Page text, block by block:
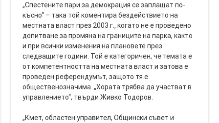
„Спестените пари за демокрация се заплащат по-
късно“ – така той коментира бездействието на
местната власт през 2003 г., когато не е проведено
допитване за промяна на границите на парка, както
и при всички изменения на плановете през
следващите години. Той е категоричен, че темата е
от компетентността на местната власт и затова е
проведен референдумът, защото тя е
общественозначима. „Хората трябва да участват в
управлението“, твърди Живко Тодоров.
„Кмет, областен управител, Общински съвет и